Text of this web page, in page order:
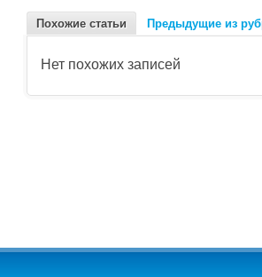
Похожие статьи Предыдущие из
Нет похожих записей